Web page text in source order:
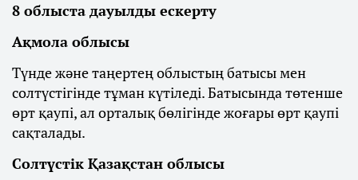
8 облыста дауылды ескерту
Ақмола облысы
Түнде және таңертең облыстың батысы мен
солтүстігінде тұман күтіледі. Батысында төтенше
өрт қаупі, ал орталық бөлігінде жоғары өрт қаупі
сақталады.
Солтүстік Қазақстан облысы